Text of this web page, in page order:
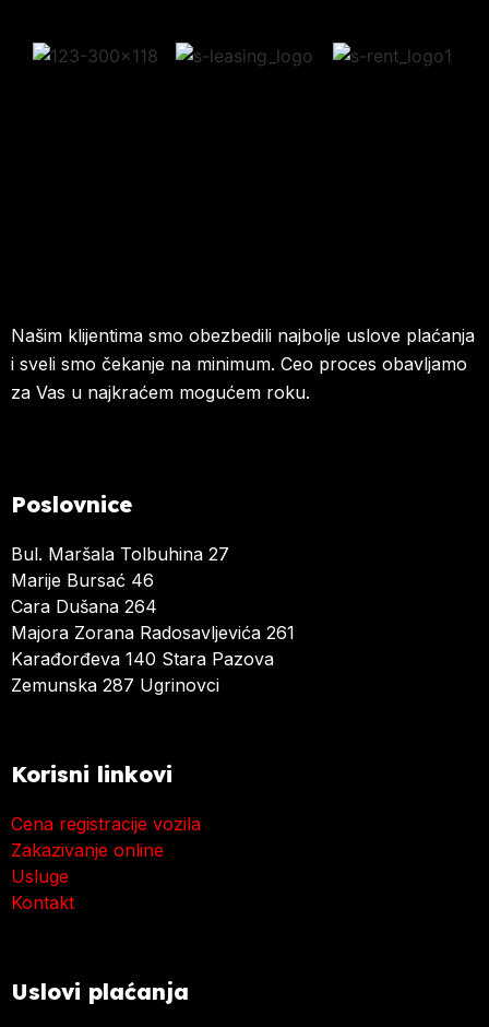
Našim klijentima smo obezbedili najbolje uslove plaćanja
i sveli smo čekanje na minimum. Ceo proces obavljamo
za Vas u najkraćem mogućem roku.
Poslovnice
Bul. Maršala Tolbuhina 27
Marije Bursać 46
Cara Dušana 264
Majora Zorana Radosavljevića 261
Karađorđeva 140 Stara Pazova
Zemunska 287 Ugrinovci
Korisni linkovi
Cena registracije vozila
Zakazivanje online
Usluge
Kontakt
Uslovi plaćanja